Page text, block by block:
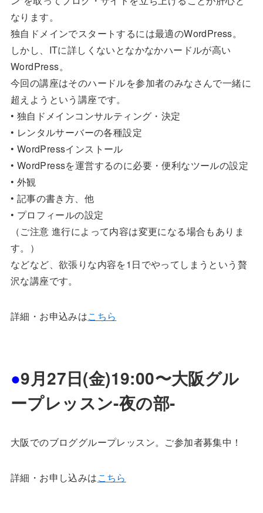
なります。
独自ドメインでスタートするには最適のWordPress。
しかし、ITに詳しくないとなかなかハードルが高い
WordPress。
今回の講座はそのハードルを参加者のみなさんで一緒に
超えようという講座です。
• 独自ドメインコンサルティング・決定
• レンタルサーバーの各種設定
• WordPressインストール
• WordPressを運営するのに必要・便利なツールの設定
• 外観
• 記事の書き方、他
• プロフィールの設定
（ご注意 進行によって内容は変更になる場合もありま
す。）
などなど、欲張りな内容を1日でやってしまうという贅
沢な講座です。
詳細・お申込みはこちら
●9月27日(金)19:00〜大阪グル
ープレッスン-夜の部-
大阪でのブロググループレッスン。ご参加者募集中！
詳細・お申し込みはこちら